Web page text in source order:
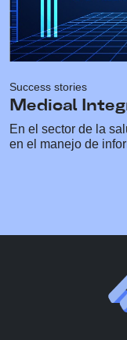
Success stories
Medical
En el sector de la
en el manejo de